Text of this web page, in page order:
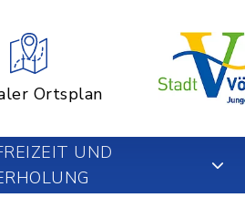
Ortsplan
UND